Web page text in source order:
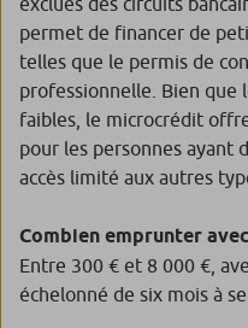
permet de financer de
telles que le permis de
professionnelle. Bien que
faibles, le microcrédit
pour les personnes ayant
accès limité aux autres
Combien emprunter
Entre 300 € et 8 000 €,
échelonné de six mois à